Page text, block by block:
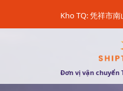
Kho TQ: 凭祥市
Đơn vị vận chuyển